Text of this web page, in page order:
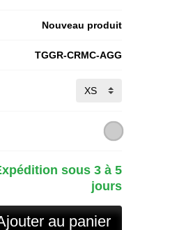
Nouveau produit
TGGR-CRMC-AGG
sous 3 à 5
jours
au panier